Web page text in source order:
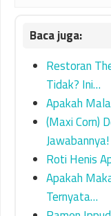
Restoran
Tidak? Ini…
Apakah
(Maxi Corn)
Jawabannya!
Roti Henis
Apakah
Ternyata…